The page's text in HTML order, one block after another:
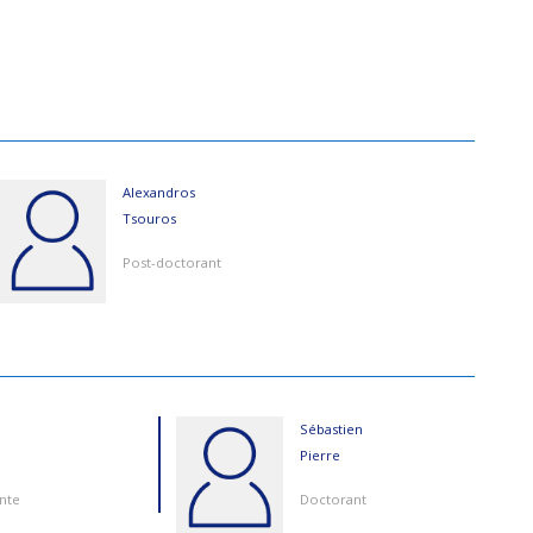
Alexandros
Tsouros
Post-doctorant
Sébastien
Pierre
Doctorant